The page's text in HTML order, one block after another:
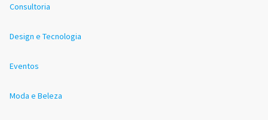
Consultoria
Design e Tecnologia
Eventos
Moda e Beleza